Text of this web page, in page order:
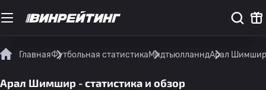
ГлавнаяФутбольная статистикаМидтьюлланндАрал Шимшир
Арал Шимшир - статистика и обзор